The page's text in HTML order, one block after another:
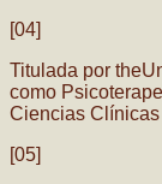
[04]
Titulada por
como
Ciencias Clínicas
[05]